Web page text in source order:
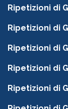
Ripetizioni di
Ripetizioni di
Ripetizioni di
Ripetizioni di
Ripetizioni di